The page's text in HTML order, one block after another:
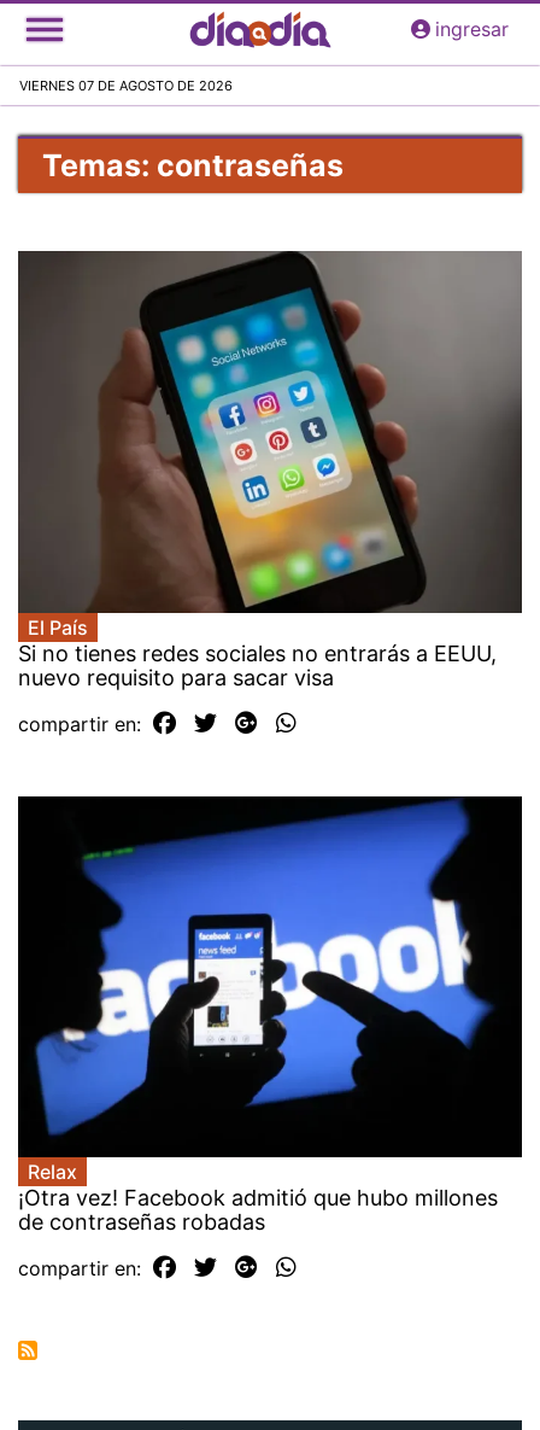
Pasar
al
principal
ingresar
VIERNES 07 DE AGOSTO DE 2026
Temas: contraseñas
El País
Si no tienes redes sociales no entrarás a EEUU,
nuevo requisito para sacar visa
compartir en:
Relax
¡Otra vez! Facebook admitió que hubo millones
de contraseñas robadas
compartir en: